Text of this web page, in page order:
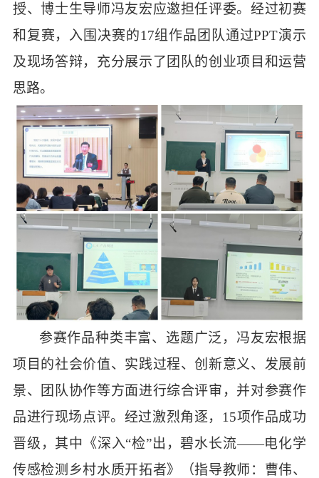
授、博士生导师冯友宏应邀担任评委。经过初赛
和复赛，入围决赛的17组作品团队通过PPT演示
及现场答辩，充分展示了团队的创业项目和运营
思路。
参赛作品种类丰富、选题广泛， 冯友宏根据
项目的社会价值、实践过程、创新意义、发展前
景、团队协作等方面进行综合评审，并对参赛作
品进行现场点评。经过激烈角逐， 1 5项作品成功
晋级， 其中《深入“检”出，碧水长流——电化学
传感检测乡村水质开拓者》（指导教师：曹伟、